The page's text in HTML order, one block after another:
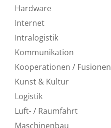
Hardware
Internet
Intralogistik
Kommunikation
Kooperationen / Fusionen
Kunst & Kultur
Logistik
Luft- / Raumfahrt
Maschinenbau